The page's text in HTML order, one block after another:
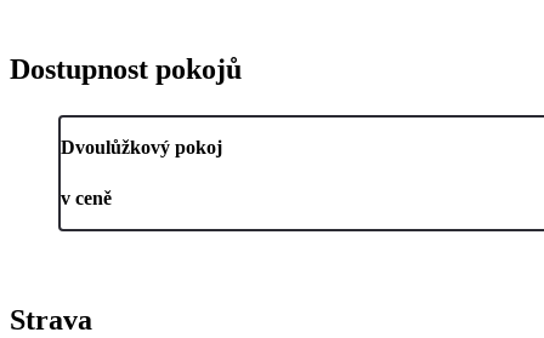
Dostupnost pokojů
Dvoulůžkový pokoj
v ceně
Strava